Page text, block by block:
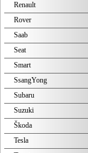
Renault
Rover
Saab
Seat
Smart
SsangYong
Subaru
Suzuki
Škoda
Tesla